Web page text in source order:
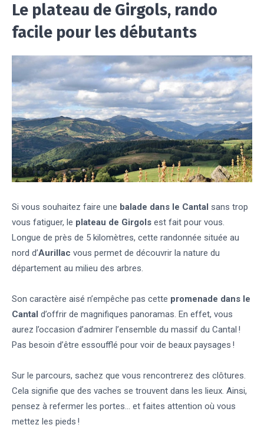
Le plateau de Girgols, rando
facile pour les débutants
Si vous souhaitez faire une balade dans le Cantal sans trop
vous fatiguer, le plateau de Girgols est fait pour vous.
Longue de près de 5 kilomètres, cette randonnée située au
nord d’Aurillac vous permet de découvrir la nature du
département au milieu des arbres.
Son caractère aisé n’empêche pas cette promenade dans le
Cantal d’offrir de magnifiques panoramas. En effet, vous
aurez l’occasion d’admirer l’ensemble du massif du Cantal !
Pas besoin d’être essoufflé pour voir de beaux paysages !
Sur le parcours, sachez que vous rencontrerez des clôtures.
Cela signifie que des vaches se trouvent dans les lieux. Ainsi,
pensez à refermer les portes… et faites attention où vous
mettez les pieds !